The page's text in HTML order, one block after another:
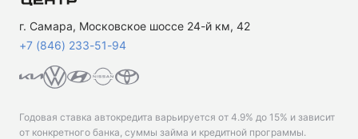
г. Самара, Московское шоссе 24-й км, 42
+7 (846) 233-51-94
Годовая ставка автокредита варьируется от 4.9% до 15% и зависит
от конкретного банка, суммы займа и кредитной программы.